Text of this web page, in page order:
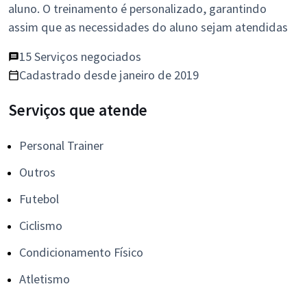
aluno. O treinamento é personalizado, garantindo
assim que as necessidades do aluno sejam atendidas
15 Serviços negociados
Cadastrado desde janeiro de 2019
Serviços que atende
Personal Trainer
Outros
Futebol
Ciclismo
Condicionamento Físico
Atletismo